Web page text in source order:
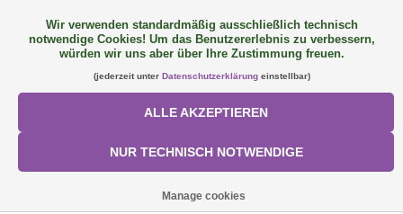
+49 (0) 9081 9025240 0 Artikel - €0,00
ALLE PRODUKTE
STARTSEITE/SCHLAGWORTE
Wir verwenden standardmäßig ausschließlich technisch
notwendige Cookies! Um das Benutzererlebnis zu verbessern,
würden wir uns aber über Ihre Zustimmung freuen.
(jederzeit unter Datenschutzerklärungeinstellbar)
ALLE AKZEPTIEREN
NUR TECHNISCH NOTWENDIGE
Manage cookies